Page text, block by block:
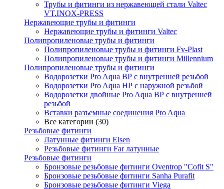
Трубы и фитинги из нержавеющей стали Valtec
VT.INOX-PRESS
Нержавеющие трубы и фитинги
Нержавеющие трубы и фитинги Valtec
Полипропиленовые трубы и фитинги
Полипропиленовые трубы и фитинги Fv-Plast
Полипропиленовые трубы и фитинги Millennium
Полипропиленовые трубы и фитинги
Водорозетки Pro Aqua ВР с внутренней резьбой
Водорозетки Pro Aqua НР с наружной резьбой
Водорозетки двойные Pro Aqua ВР с внутренней
резьбой
Вставки разъемные соединения Pro Aqua
Все категории (30)
Резьбовые фитинги
Латунные фитинги Elsen
Резьбовые фитинги Far латунные
Резьбовые фитинги
Бронзовые резьбовые фитинги Oventrop "Cofit S"
Бронзовые резьбовые фитинги Sanha Purafit
Бронзовые резьбовые фитинги Viega